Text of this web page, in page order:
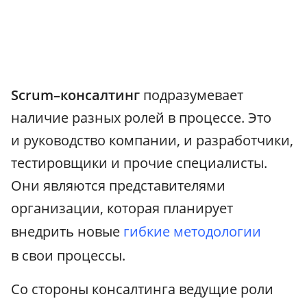
Scrum–консалтинг подразумевает
наличие разных ролей в процессе. Это
и руководство компании, и разработчики,
тестировщики и прочие специалисты.
Они являются представителями
организации, которая планирует
внедрить новые гибкие методологии
в свои процессы.
Со стороны консалтинга ведущие роли